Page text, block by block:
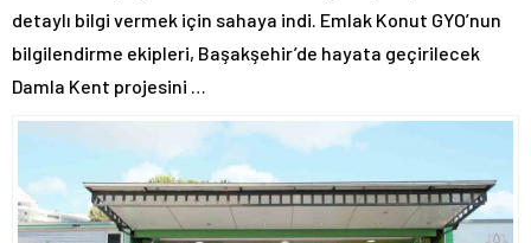
detaylı bilgi vermek için sahaya indi. Emlak Konut GYO’nun
bilgilendirme ekipleri, Başakşehir’de hayata geçirilecek
Damla Kent projesini …